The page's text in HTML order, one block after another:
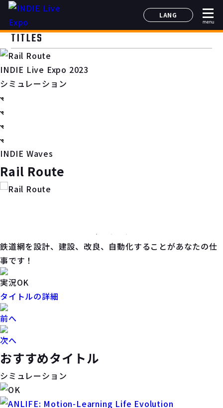
LANG
日本語
menu
TITLES
INDIE Live Expo 2023
シミュレーション
INDIE Waves
Rail Route
鉄道網を設計、建設、改良、自動化することがあなたの仕
事です！
実況OK
タイトルの詳細
前へ
次へ
おすすめタイトル
シミュレーション